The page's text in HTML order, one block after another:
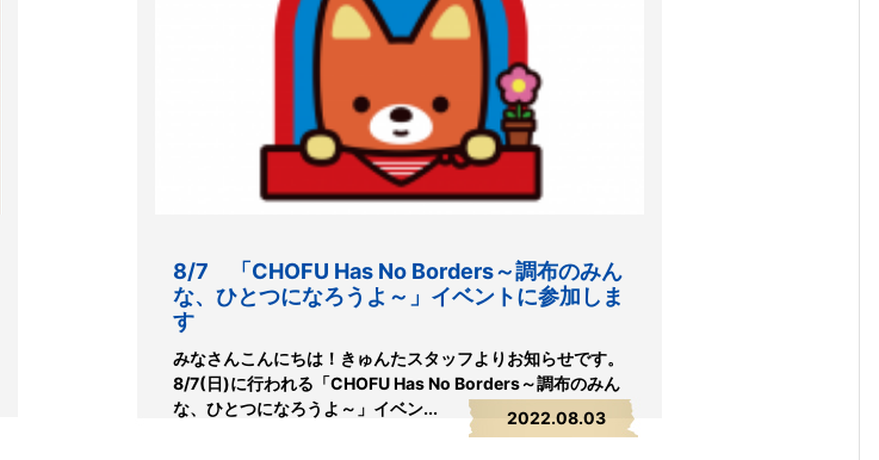
8/7 「CHOFU Has No Borders～調布のみん
な、ひとつになろうよ～」イベントに参加しま
す
みなさんこんにちは！きゅんたスタッフよりお知らせです。
8/7(日)に行われる「CHOFU Has No Borders～調布のみん
な、ひとつになろうよ～」イベン...
2022.08.03